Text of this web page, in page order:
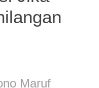
Maruf